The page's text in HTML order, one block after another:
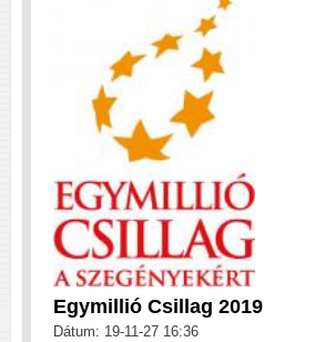
Egymillió Csillag 2019
Dátum: 19-11-27 16:36